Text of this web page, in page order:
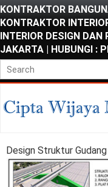
KONTRAKTOR
KONTRAKTOR
INTERIOR DESIGN DAN
JAKARTA | HUBUNGI :
Design Struktur Gudang